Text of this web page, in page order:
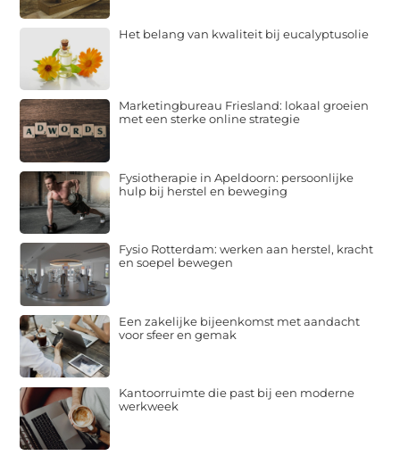
Het belang van kwaliteit bij eucalyptusolie
Marketingbureau Friesland: lokaal groeien
met een sterke online strategie
Fysiotherapie in Apeldoorn: persoonlijke
hulp bij herstel en beweging
Fysio Rotterdam: werken aan herstel, kracht
en soepel bewegen
Een zakelijke bijeenkomst met aandacht
voor sfeer en gemak
Kantoorruimte die past bij een moderne
werkweek